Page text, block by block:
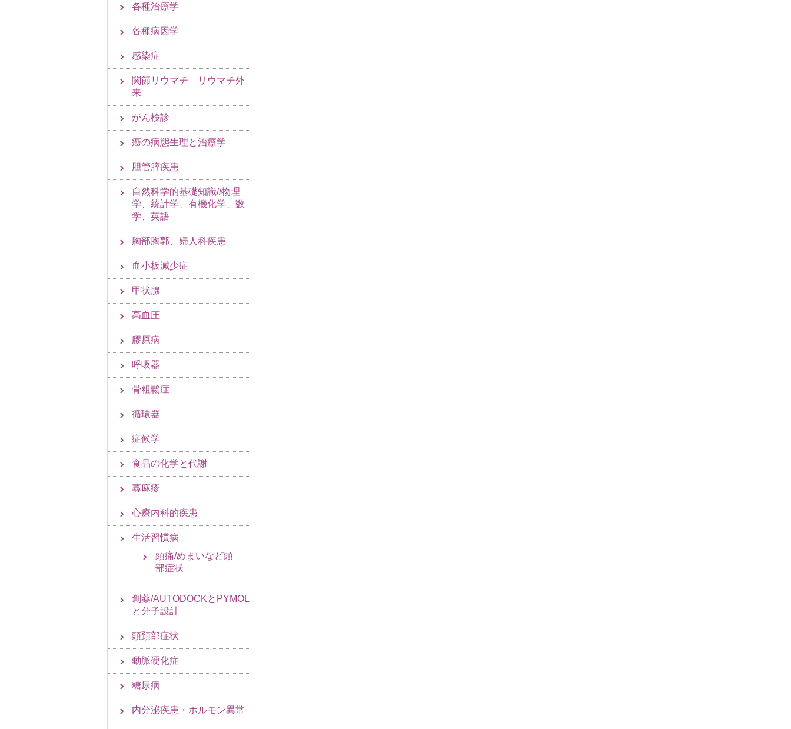
各種治療学
各種病因学
感染症
関節リウマチ リウマチ外
来
がん検診
癌の病態生理と治療学
胆管膵疾患
自然科学的基礎知識//物理
学、統計学、有機化学、数
学、英語
胸部胸郭、婦人科疾患
血小板減少症
甲状腺
高血圧
膠原病
呼吸器
骨粗鬆症
循環器
症候学
食品の化学と代謝
蕁麻疹
心療内科的疾患
生活習慣病
頭痛/めまいなど頭
部症状
創薬/AUTODOCKとPYMOL
と分子設計
頭頚部症状
動脈硬化症
糖尿病
内分泌疾患・ホルモン異常